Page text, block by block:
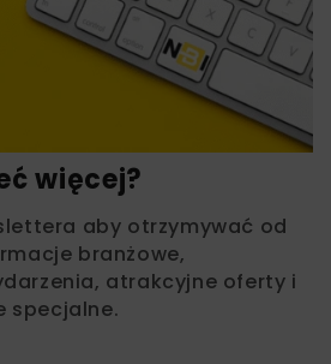
więcej?
aby otrzymywać od
branżowe,
atrakcyjne oferty i
specjalne.